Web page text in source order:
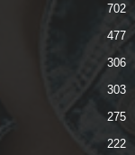
702
477
306
303
275
222